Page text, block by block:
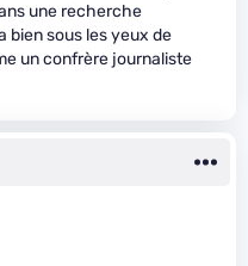
une recherche
bien sous les yeux de
un confrère journaliste